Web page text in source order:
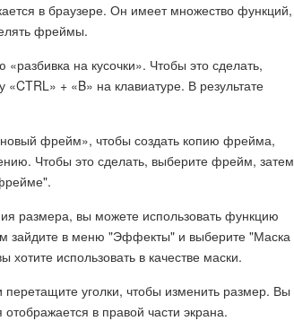
в браузере. Он имеет множество функций,
фреймы.
на кусочки». Чтобы это сделать,
+ «B» на клавиатуре. В результате
фрейм», чтобы создать копию фрейма,
Чтобы это сделать, выберите фрейм, затем
размера, вы можете использовать функцию
зайдите в меню "Эффекты" и выберите "Маска
использовать в качестве маски.
уголки, чтобы изменить размер. Вы
в правой части экрана.